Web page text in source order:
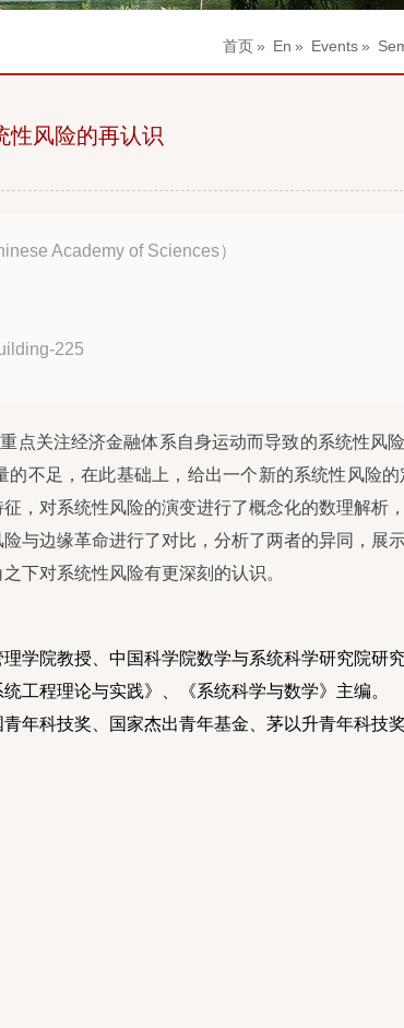
首页» En » Events»
性风险的再认识
Academy of Sciences）
225
点关注经济金融体系自身运动而导致的系统性风
不足，在此基础上，给出一个新的系统性风险
，对系统性风险的演变进行了概念化的数理解析
与边缘革命进行了对比，分析了两者的异同，展
下对系统性风险有更深刻的认识。
学院教授、中国科学院数学与系统科学研究院研
工程理论与实践》、《系统科学与数学》主编。
年科技奖、国家杰出青年基金、茅以升青年科技